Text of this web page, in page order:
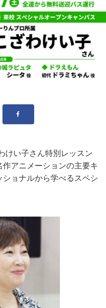
けい子さん特別レッスン
アニメーションの主要キ
ョナルから学べるスペシ